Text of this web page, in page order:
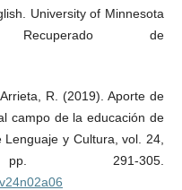
University of Minnesota
Recuperado de
R. (2019). Aporte de
campo de la educación de
y Cultura, vol. 24,
291-305.